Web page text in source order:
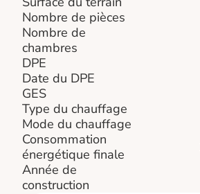
Nombre de pièces
Nombre de
chambres
DPE
Date du DPE
GES
Type du chauffage
Mode du chauffage
Consommation
énergétique finale
Année de
construction